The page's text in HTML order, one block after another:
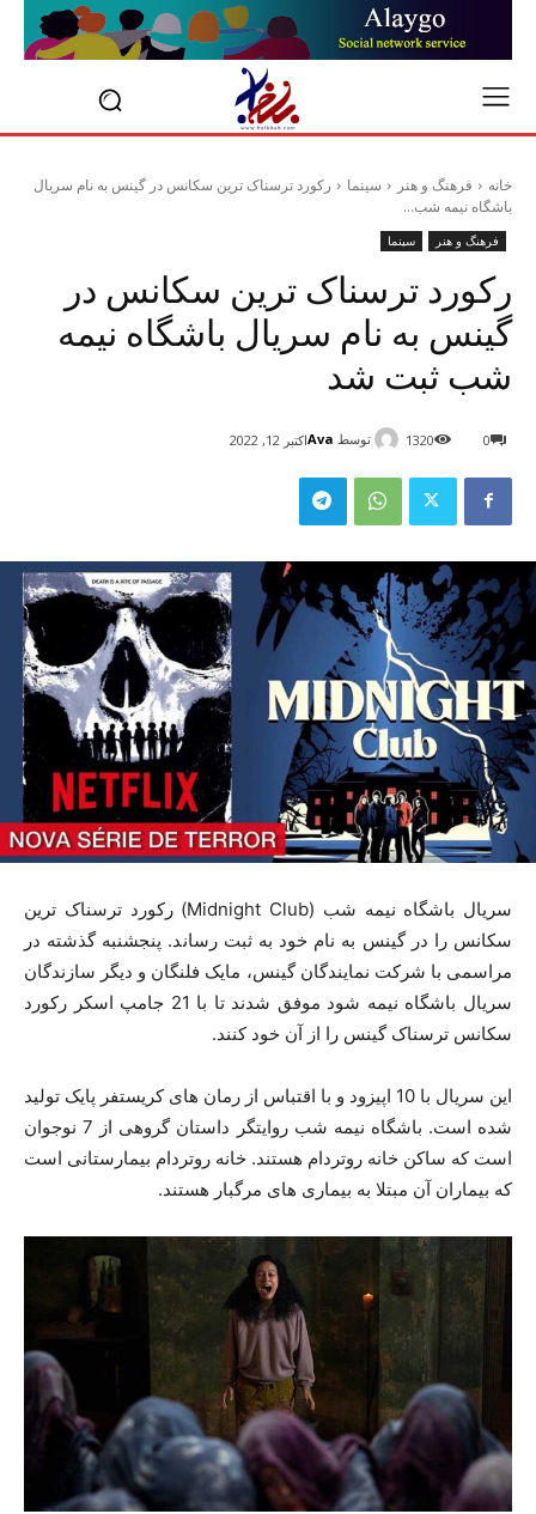
خانه فرهنگ و هنر سینما
رکورد ترسناک ترین سکانس در گینس به نام سریال
باشگاه نیمه شب...
فرهنگ و هنر سینما
رکورد ترسناک ترین سکانس در
گینس به نام سریال باشگاه نیمه
شب ثبت شد
توسط Avaاکتبر 12, 2022 0
1320
سریال باشگاه نیمه شب (Midnight Club) رکورد ترسناک ترین
سکانس را در گینس به نام خود به ثبت رساند. پنجشنبه گذشته در
مراسمی با شرکت نمایندگان گینس، مایک فلنگان و دیگر سازندگان
سریال باشگاه نیمه شود موفق شدند تا با 21 جامپ اسکر رکورد
سکانس ترسناک گینس را از آن خود کنند.
این سریال با 10 اپیزود و با اقتباس از رمان های کریستفر پایک تولید
شده است. باشگاه نیمه شب روایتگر داستان گروهی از 7 نوجوان
است که ساکن خانه روتردام هستند. خانه روتردام بیمارستانی است
که بیماران آن مبتلا به بیماری های مرگبار هستند.